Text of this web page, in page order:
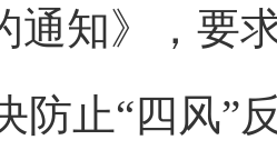
通知》，要
防止“四风”